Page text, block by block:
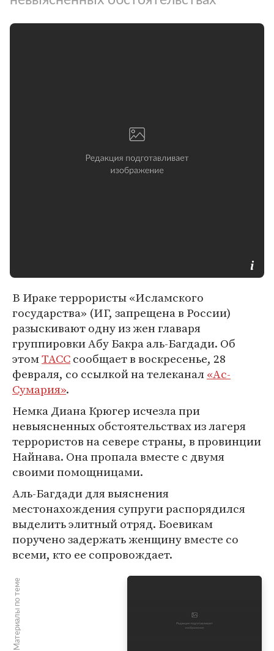
В Ираке террористы «Исламского
государства» (ИГ, запрещена в России)
разыскивают одну из жен главаря
группировки Абу Бакра аль-Багдади. Об
этомТАССсообщает в воскресенье, 28
февраля, со ссылкой на телеканал«Ас-
Сумария».
Немка Диана Крюгер исчезла при
невыясненных обстоятельствах из лагеря
террористов на севере страны, в провинции
Найнава. Она пропала вместе с двумя
своими помощницами.
Аль-Багдади для выяснения
местонахождения супруги распорядился
выделить элитный отряд. Боевикам
поручено задержать женщину вместе со
всеми, кто ее сопровождает.
Материалы по теме